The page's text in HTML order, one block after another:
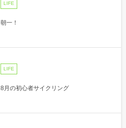
LIFE
朝一！
LIFE
8月の初心者サイクリング